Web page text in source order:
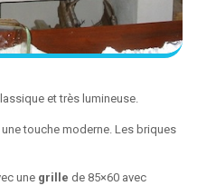
et très lumineuse.
touche moderne. Les briques
une grille de 85×60 avec